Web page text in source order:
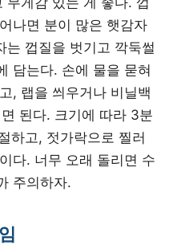
나면 분이 많은 햇감자
는 껍질을 벗기고 깍둑썰
담는다. 손에 물을 묻혀
, 랩을 씌우거나 비닐백
된다. 크기에 따라 3분
하고, 젓가락으로 찔러
다. 너무 오래 돌리면 수
주의하자.